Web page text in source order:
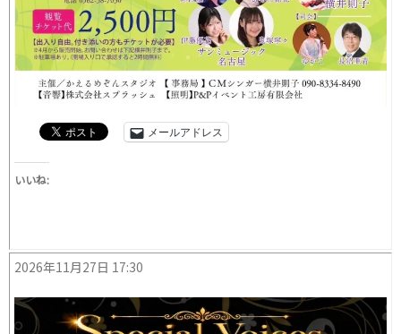
メールアドレス
いいね:
2026年11月27日 17:30